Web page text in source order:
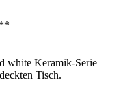
white Keramik-Serie
Tisch.